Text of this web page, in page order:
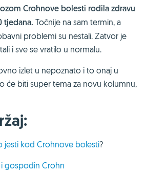
Crohnove bolesti rodila zdravu
tjedana. Točnije na sam termin, a
problemi su nestali. Zatvor je
i sve se vratilo u normalu.
izlet u nepoznato i to onaj u
će biti super tema za novu kolumnu,
jesti kod Crohnove bolesti?
i gospodin Crohn